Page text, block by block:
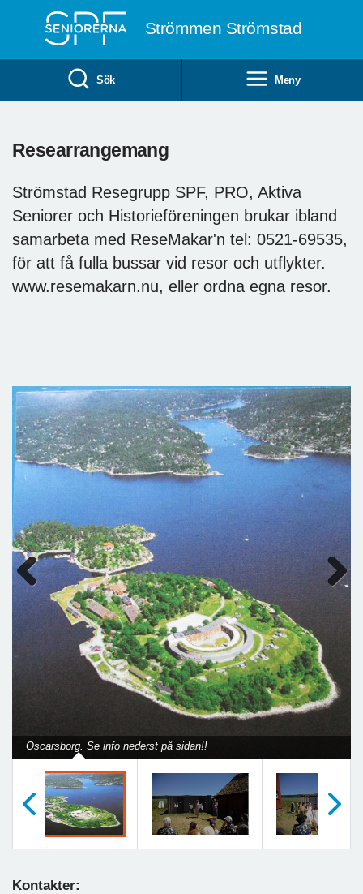
Strömmen Strömstad
Sök Meny
Researrangemang
Strömstad Resegrupp SPF, PRO, Aktiva
Seniorer och Historieföreningen brukar ibland
samarbeta med ReseMakar'n tel: 0521-69535,
för att få fulla bussar vid resor och utflykter.
www.resemakarn.nu, eller ordna egna resor.
Oscarsborg. Se info nederst på sidan!!
Previous
Kontakter: